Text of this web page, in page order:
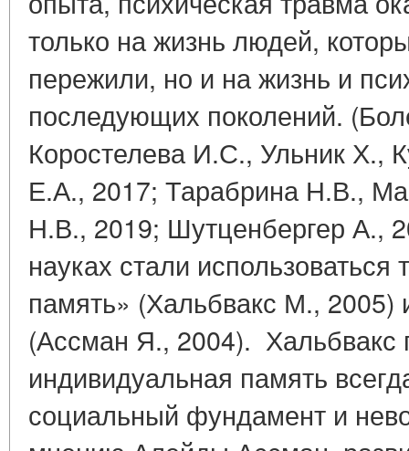
только на жизнь людей,
пережили, но и на жизнь и
последующих поколений.
Коростелева И.С., Ульник Х.,
Е.А., 2017; Тарабрина Н.В.,
Н.В., 2019; Шутценбергер А.,
науках стали
память» (Хальбвакс М., 2005)
(Ассман Я., 2004). Хальбвакс
индивидуальная память
социальный фундамент и